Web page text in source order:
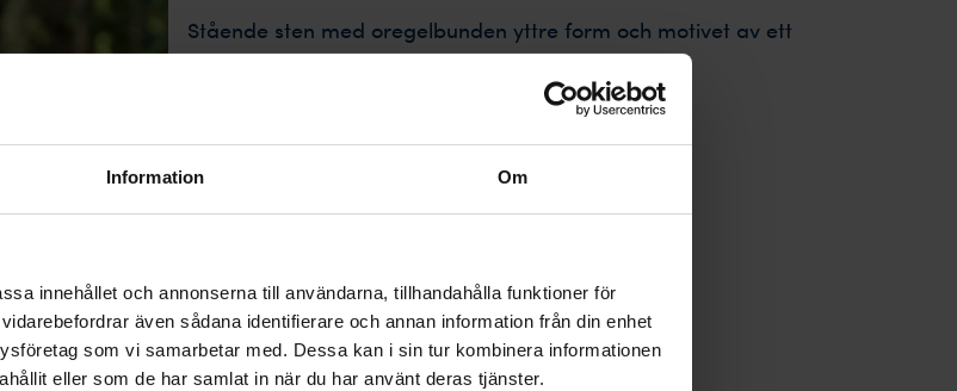
Information Om
innehållet och annonserna till användarna, tillhandahålla funktioner för
även sådana identifierare och annan information från din enhet
som vi samarbetar med. Dessa kan i sin tur kombinera informationen
eller som de har samlat in när du har använt deras tjänster.
Stående sten med oregelbunden yttre form och motivet av ett
hjärta
Material: Svart Varpaisjärvi-granit
Stenmodell utformas i: Finland
Text/dekor bearbetas i: Sverige